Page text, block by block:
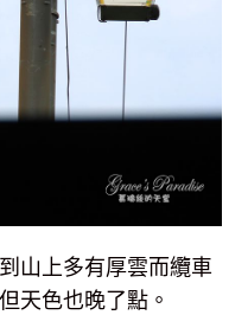
山上多有厚雲而纜車
天色也晚了點。